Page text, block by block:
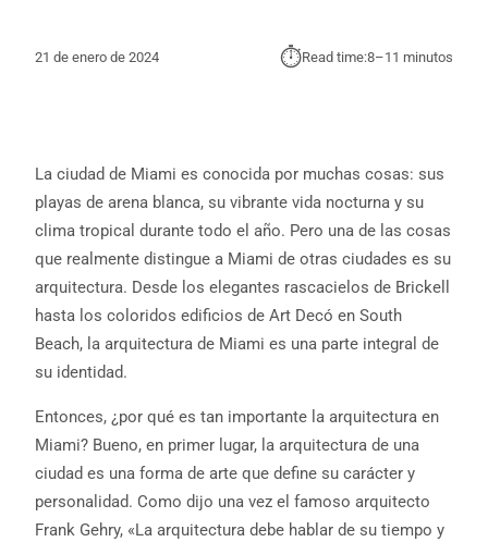
21 de enero de 2024 ⏱︎Read time:8–11 minutos
La ciudad de Miami es conocida por muchas cosas: sus
playas de arena blanca, su vibrante vida nocturna y su
clima tropical durante todo el año. Pero una de las cosas
que realmente distingue a Miami de otras ciudades es su
arquitectura. Desde los elegantes rascacielos de Brickell
hasta los coloridos edificios de Art Decó en South
Beach, la arquitectura de Miami es una parte integral de
su identidad.
Entonces, ¿por qué es tan importante la arquitectura en
Miami? Bueno, en primer lugar, la arquitectura de una
ciudad es una forma de arte que define su carácter y
personalidad. Como dijo una vez el famoso arquitecto
Frank Gehry, «La arquitectura debe hablar de su tiempo y